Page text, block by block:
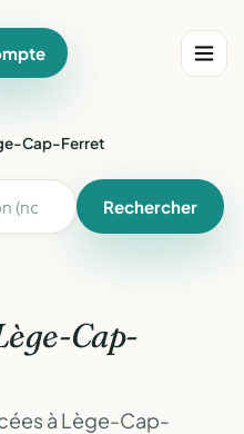
Cap-Ferret
Rechercher
Cap-
à Lège-Cap-